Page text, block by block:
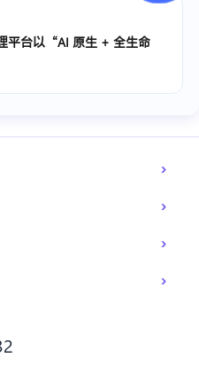
平台以“AI 原生 + 全生命
›
›
›
›